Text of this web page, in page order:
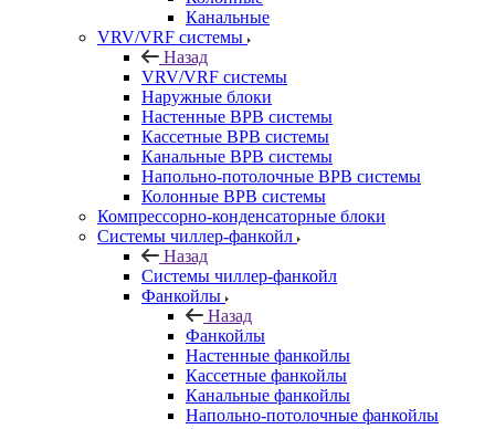
Канальные
VRV/VRF системы
Назад
VRV/VRF системы
Наружные блоки
Настенные ВРВ системы
Кассетные ВРВ системы
Канальные ВРВ системы
Напольно-потолочные ВРВ системы
Колонные ВРВ системы
Компрессорно-конденсаторные блоки
Системы чиллер-фанкойл
Назад
Системы чиллер-фанкойл
Фанкойлы
Назад
Фанкойлы
Настенные фанкойлы
Кассетные фанкойлы
Канальные фанкойлы
Напольно-потолочные фанкойлы